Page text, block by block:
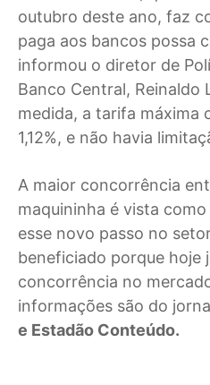
outubro deste ano, faz
paga aos bancos possa
informou o diretor de
Banco Central, Reinaldo
medida, a tarifa máxima
1,12%, e não havia
A maior concorrência
maquininha é vista
esse novo passo no
beneficiado porque hoje
concorrência no
informações são do
e Estadão Conteúdo.